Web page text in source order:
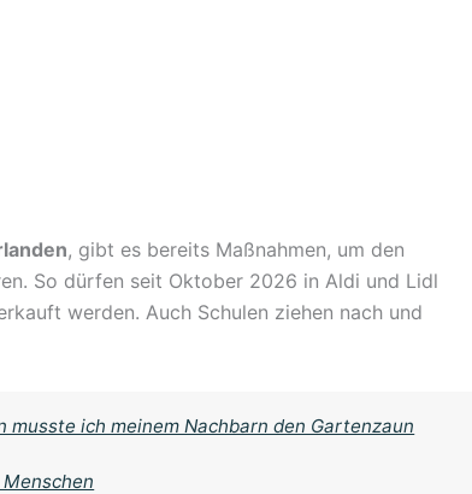
, gibt es bereits Maßnahmen, um den
So dürfen seit Oktober 2026 in Aldi und Lidl
werden. Auch Schulen ziehen nach und
ich meinem Nachbarn den Gartenzaun